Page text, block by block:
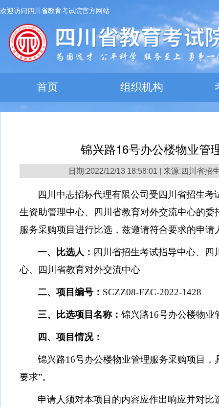
欢迎访问四川省教育考试院官方网站
首页 组织机构
锦兴路16号办公楼物业管
日期:2022/12/13 18:58:01 | 来源:四川省招
四川中志招标代理有限公司受四川省招生
生资助管理中心、四川省教育对外交流中心的委
服务采购项目进行比选，兹邀请符合要求的申
一、比选人： 四川省招生考试指导中心、
心、四川省教育对外交流中心
二、项目编号： SCZZ08-FZC-2022-1428
三、比选项目名称：锦兴路16号办公楼物业
四、项目情况：
锦兴路16号办公楼物业管理服务采购项目
要求”。
申请人须对本项目的内容应作出响应并对